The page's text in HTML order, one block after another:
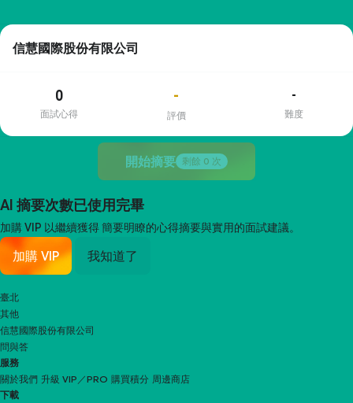
信慧國際股份有限公司
0
面試心得
-
評價
-
難度
開始摘要 剩餘 0 次
AI 摘要次數已使用完畢
加購 VIP 以繼續獲得簡要明瞭的心得摘要與實用的面試建議。
加購 VIP 我知道了
臺北
其他
信慧國際股份有限公司
問與答
服務
關於我們 升級 VIP／PRO 購買積分 周邊商店
下載